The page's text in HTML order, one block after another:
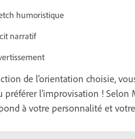
humoristique
narratif
de l’orientation choisie,
préférer l’improvisation ! Selon
à votre personnalité et